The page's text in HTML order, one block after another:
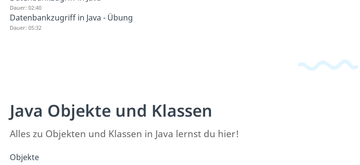
Dauer: 02:40
Datenbankzugriff in Java - Übung
Dauer: 05:32
Java Objekte und Klassen
Alles zu Objekten und Klassen in Java lernst du hier!
Objekte